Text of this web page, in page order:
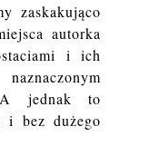
zaskakująco
autorka
i ich
A jednak to
i bez dużego